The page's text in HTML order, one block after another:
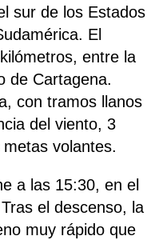
sur de los Estados
El
entre la
de Cartagena.
con tramos llanos
del viento, 3
volantes.
a las 15:30, en el
el descenso, la
muy rápido que